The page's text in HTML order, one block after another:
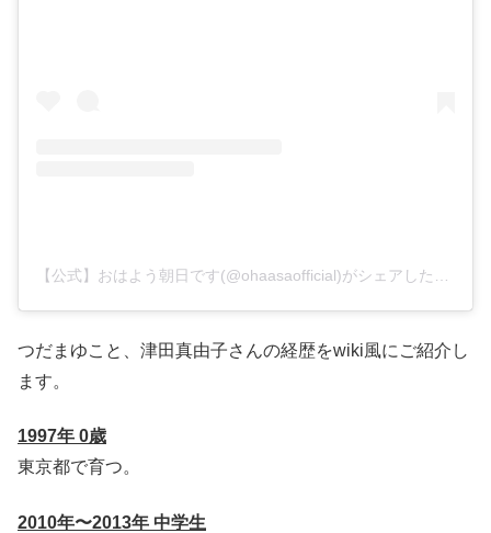
【公式】おはよう朝日です(@ohaasaofficial)がシェアした投稿
つだまゆこと、津田真由子さんの経歴をwiki風にご紹介し
ます。
1997年 0歳
東京都で育つ。
2010年〜2013年 中学生